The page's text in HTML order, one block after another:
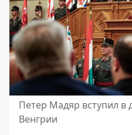
Петер Мадяр вступил в
Венгрии